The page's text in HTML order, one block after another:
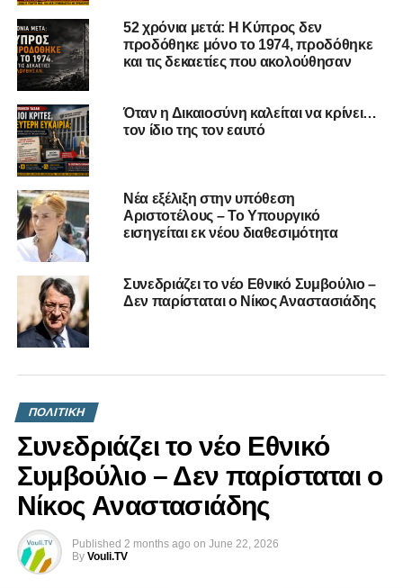
UP NEXT
Πρώτη εφαρμογή του νέου μοντέλου εκλογής
Προέδρου της Βουλής
DON'T MISS
Βουλευτικές Εκλογές 2026 – Ζωντανή
Αναμετάδοση Αποτελεσμάτων από το ΡΙΚ
52 χρόνια μετά: Η Κύπρος δεν
προδόθηκε μόνο το 1974, προδόθηκε
και τις δεκαετίες που ακολούθησαν
Όταν η Δικαιοσύνη καλείται να κρίνει…
τον ίδιο της τον εαυτό
Νέα εξέλιξη στην υπόθεση
Αριστοτέλους – Το Υπουργικό
εισηγείται εκ νέου διαθεσιμότητα
Συνεδριάζει το νέο Εθνικό Συμβούλιο –
Δεν παρίσταται ο Νίκος Αναστασιάδης
ΠΟΛΙΤΙΚΗ
Συνεδριάζει το νέο Εθνικό
Συμβούλιο – Δεν παρίσταται ο
Νίκος Αναστασιάδης
Published 2 months ago on June 22, 2026
By Vouli.TV